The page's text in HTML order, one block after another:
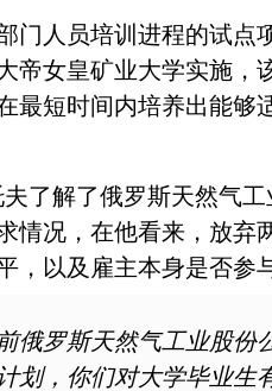
门人员培训进程的试点
帝女皇矿业大学实施，
最短时间内培养出能够
了解了俄罗斯天然气
情况，在他看来，放弃
，以及雇主本身是否参
俄罗斯天然气工业股份
划，你们对大学毕业生